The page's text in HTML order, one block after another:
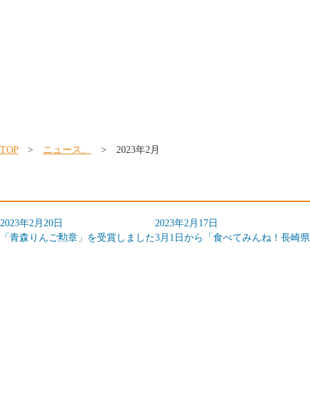
TOP> ニュース。 > 2023年2月
2023年2月20日
「青森りんご勲章」を受賞しました
2023年2月17日
3月1日から「食べてみんね！長崎